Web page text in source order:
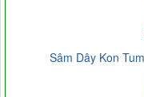
Sâm Dây Kon